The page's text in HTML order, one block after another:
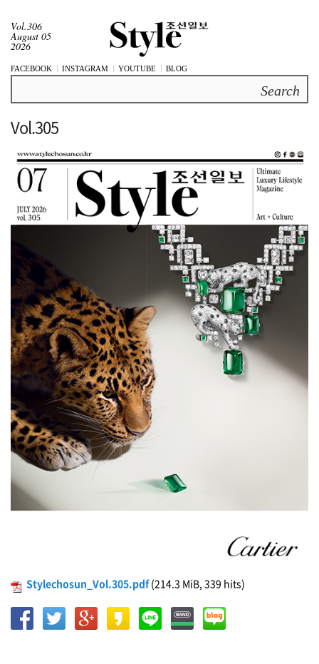
Vol.306
August 05
2026
FACEBOOK INSTAGRAM YOUTUBE BLOG
Vol.305
Stylechosun_Vol.305.pdf(214.3 MiB, 339 hits)